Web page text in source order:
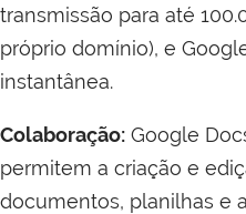
transmissão para até
próprio domínio), e
instantânea.
Colaboração: Google
permitem a criação e
documentos, planilhas e